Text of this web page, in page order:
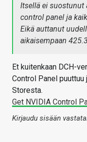
Itsellä ei suostunut
control panel ja
Eikä auttanut
aikaisempaan
Et kuitenkaan DCH-
Control Panel
Storesta.
Get NVIDIA Control
Kirjaudu sisään